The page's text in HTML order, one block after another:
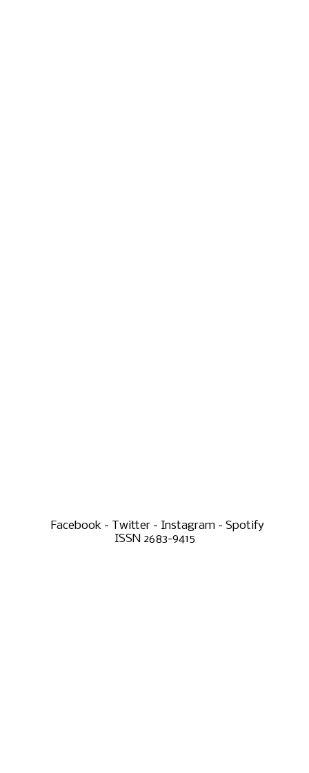
Facebook - Twitter - Instagram - Spotify
ISSN 2683-9415